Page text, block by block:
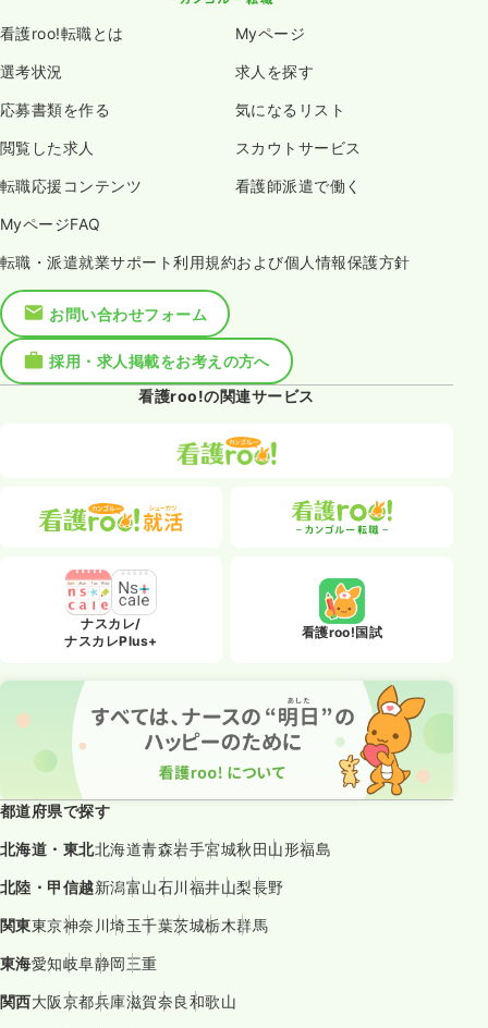
看護roo!転職とは Myページ
選考状況 求人を探す
応募書類を作る 気になるリスト
閲覧した求人 スカウトサービス
転職応援コンテンツ 看護師派遣で働く
MyページFAQ
転職・派遣就業サポート利用規約および個人情報保護方針
お問い合わせフォーム
採用・求人掲載をお考えの方へ
看護roo!の関連サービス
ナスカレ/
ナスカレPlus+
看護roo!国試
都道府県で探す
北海道・東北北海道青森岩手宮城秋田山形福島
北陸・甲信越新潟富山石川福井山梨長野
関東東京神奈川埼玉千葉茨城栃木群馬
東海愛知岐阜静岡三重
関西大阪京都兵庫滋賀奈良和歌山